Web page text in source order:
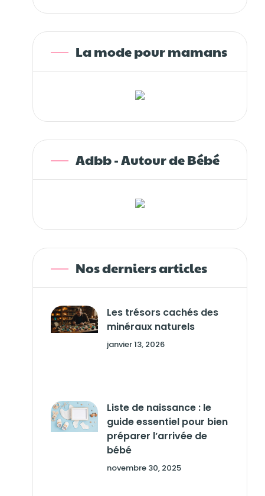
La mode pour mamans
Adbb - Autour de Bébé
Nos derniers articles
Les trésors cachés des
minéraux naturels
janvier 13, 2026
Liste de naissance : le
guide essentiel pour bien
préparer l’arrivée de
bébé
novembre 30, 2025